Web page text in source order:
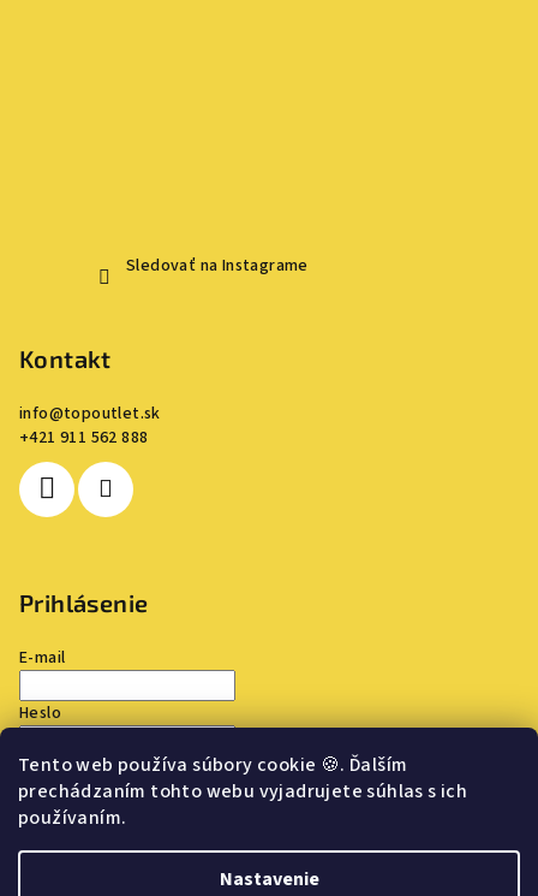
Tento web používa súbory cookie 🍪. Ďalším
prechádzaním tohto webu vyjadrujete súhlas s ich
používaním.
Nastavenie
Sledovať na Instagrame
Kontakt
info@topoutlet.sk
+421 911 562 888
Prihlásenie
E-mail
Heslo
Prihlásiť sa
Nová registrácia